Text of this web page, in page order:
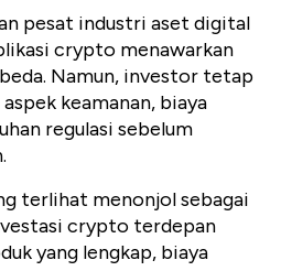
pesat industri aset digital
crypto menawarkan
Namun, investor tetap
keamanan, biaya
regulasi sebelum
terlihat menonjol sebagai
crypto terdepan
yang lengkap, biaya